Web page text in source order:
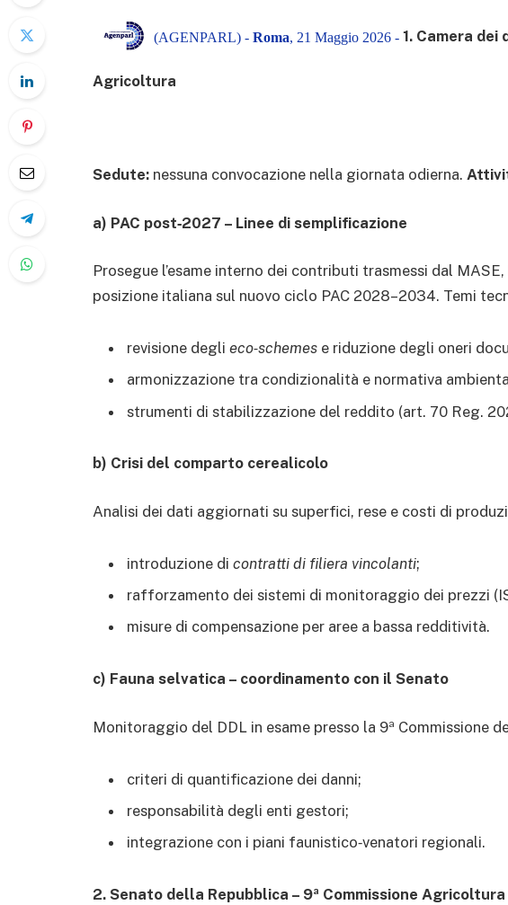
(AGENPARL) - Roma, 21 Maggio 2026 - 1. Camera dei
Agricoltura
Sedute: nessuna convocazione nella giornata odierna.
a) PAC post‑2027 – Linee di semplificazione
Prosegue l’esame interno dei contributi trasmessi dal
posizione italiana sul nuovo ciclo PAC 2028–2034. Temi
revisione degli eco‑schemes e riduzione degli oneri
armonizzazione tra condizionalità e normativa
strumenti di stabilizzazione del reddito (art. 70 Reg.
b) Crisi del comparto cerealicolo
Analisi dei dati aggiornati su superfici, rese e costi di
introduzione di contratti di filiera vincolanti;
rafforzamento dei sistemi di monitoraggio dei prezzi
misure di compensazione per aree a bassa redditività.
c) Fauna selvatica – coordinamento con il Senato
Monitoraggio del DDL in esame presso la 9ª Commissione
criteri di quantificazione dei danni;
responsabilità degli enti gestori;
integrazione con i piani faunistico‑venatori regionali.
2. Senato della Repubblica – 9ª Commissione Agricoltura